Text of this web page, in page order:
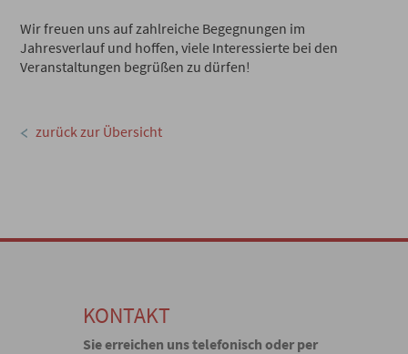
Wir freuen uns auf zahlreiche Begegnungen im
Jahresverlauf und hoffen, viele Interessierte bei den
Veranstaltungen begrüßen zu dürfen!
zurück zur Übersicht
KONTAKT
Sie erreichen uns telefonisch oder per